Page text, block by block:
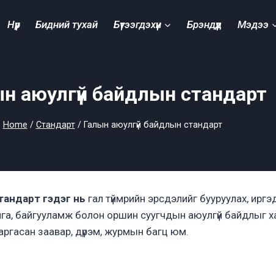
Нүүр Бидний тухай Бүтээгдэхүүн Брэндүүд Мэдээ
аюулгүй байдлын стандарт
Home / Стандарт / Галын аюулгүй байдлын стандарт
гэдэг нь гал түймрийн эрсдэлийг бууруулах,
байгууламж болон оршин суугчдын аюулгүй байдлыг
заавар, дүрэм, журмын багц юм.